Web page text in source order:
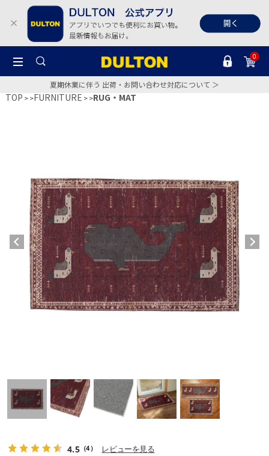
0
夏期休業に伴う 出荷・お問い合わせ対応について ＞
TOP >FURNITURE >RUG・MAT
4.5（4） レビューを見る